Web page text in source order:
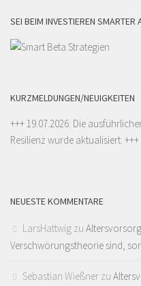
SEI BEIM INVESTIEREN SMARTER
KURZMELDUNGEN/NEUIGKEITEN
+++ 19.07.2026: Die
Resilienz wurde aktualisiert. +++
NEUESTE KOMMENTARE
LarsHattwig zu
Verschwörungstheorie sind,
Sebastian Wießner zu